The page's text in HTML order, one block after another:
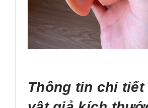
Thông tin chi